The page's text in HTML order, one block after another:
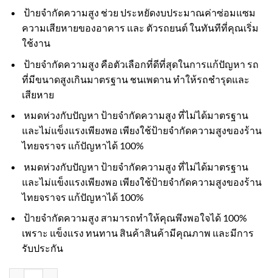
ป้ายจำกัดความสูง ช่วย ประหยัดงบประมาณค่าซ่อมแซม
ความเสียหายของอาคาร และ ตัวรถยนต์ ในทันทีที่คุณเริ่ม
ใช้งาน
ป้ายจำกัดความสูง คือตัวเลือกที่ดีที่สุดในการแก้ปัญหา รถ
ที่มีขนาดสูงเกินมาตรฐาน ชนเพดาน ทำให้รถชำรุดและ
เสียหาย
หมดห่วงกับปัญหา ป้ายจำกัดความสูง ที่ไม่ได้มาตรฐาน
และไม่แข็งแรงเพียงพอ เพียงใช้ป้ายจำกัดความสูงของร้าน
ไทยจราจร แก้ปัญหาได้ 100%
หมดห่วงกับปัญหา ป้ายจำกัดความสูง ที่ไม่ได้มาตรฐาน
และไม่แข็งแรงเพียงพอ เพียงใช้ป้ายจำกัดความสูงของร้าน
ไทยจราจร แก้ปัญหาได้ 100%
ป้ายจำกัดความสูง สามารถทำให้คุณพึงพอใจได้ 100%
เพราะ แข็งแรง ทนทาน สินค้าสินค้ามีคุณภาพ และมีการ
รับประกัน